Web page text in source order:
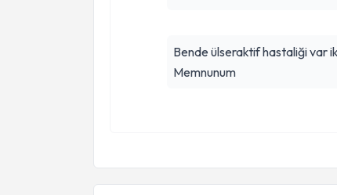
Bende ülseraktif hastaliği var
Memnunum